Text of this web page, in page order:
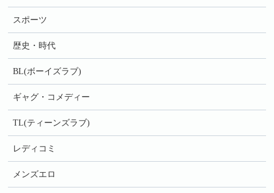
スポーツ
歴史・時代
BL(ボーイズラブ)
ギャグ・コメディー
TL(ティーンズラブ)
レディコミ
メンズエロ